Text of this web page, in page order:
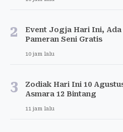
2
Event Jogja Hari Ini, Ada
Pameran Seni Gratis
10 jam lalu
3
Zodiak Hari Ini 10
Asmara 12 Bintang
11 jam lalu